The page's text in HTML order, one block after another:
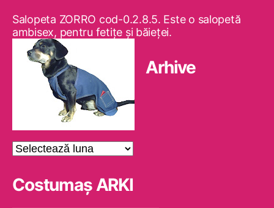
Salopeta ZORRO cod-0.2.8.5. Este o salopetă
ambisex, pentru fetiţe şi băieţei.
Arhive
Arhive
Costumaş ARKI